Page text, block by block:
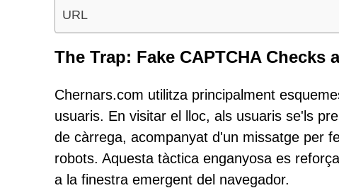
URL
The Trap: Fake CAPTCHA Checks
Chernars.com utilitza principalment
usuaris. En visitar el lloc, als usuaris se'ls
de càrrega, acompanyat d'un missatge per
robots. Aquesta tàctica enganyosa es
a la finestra emergent del navegador.